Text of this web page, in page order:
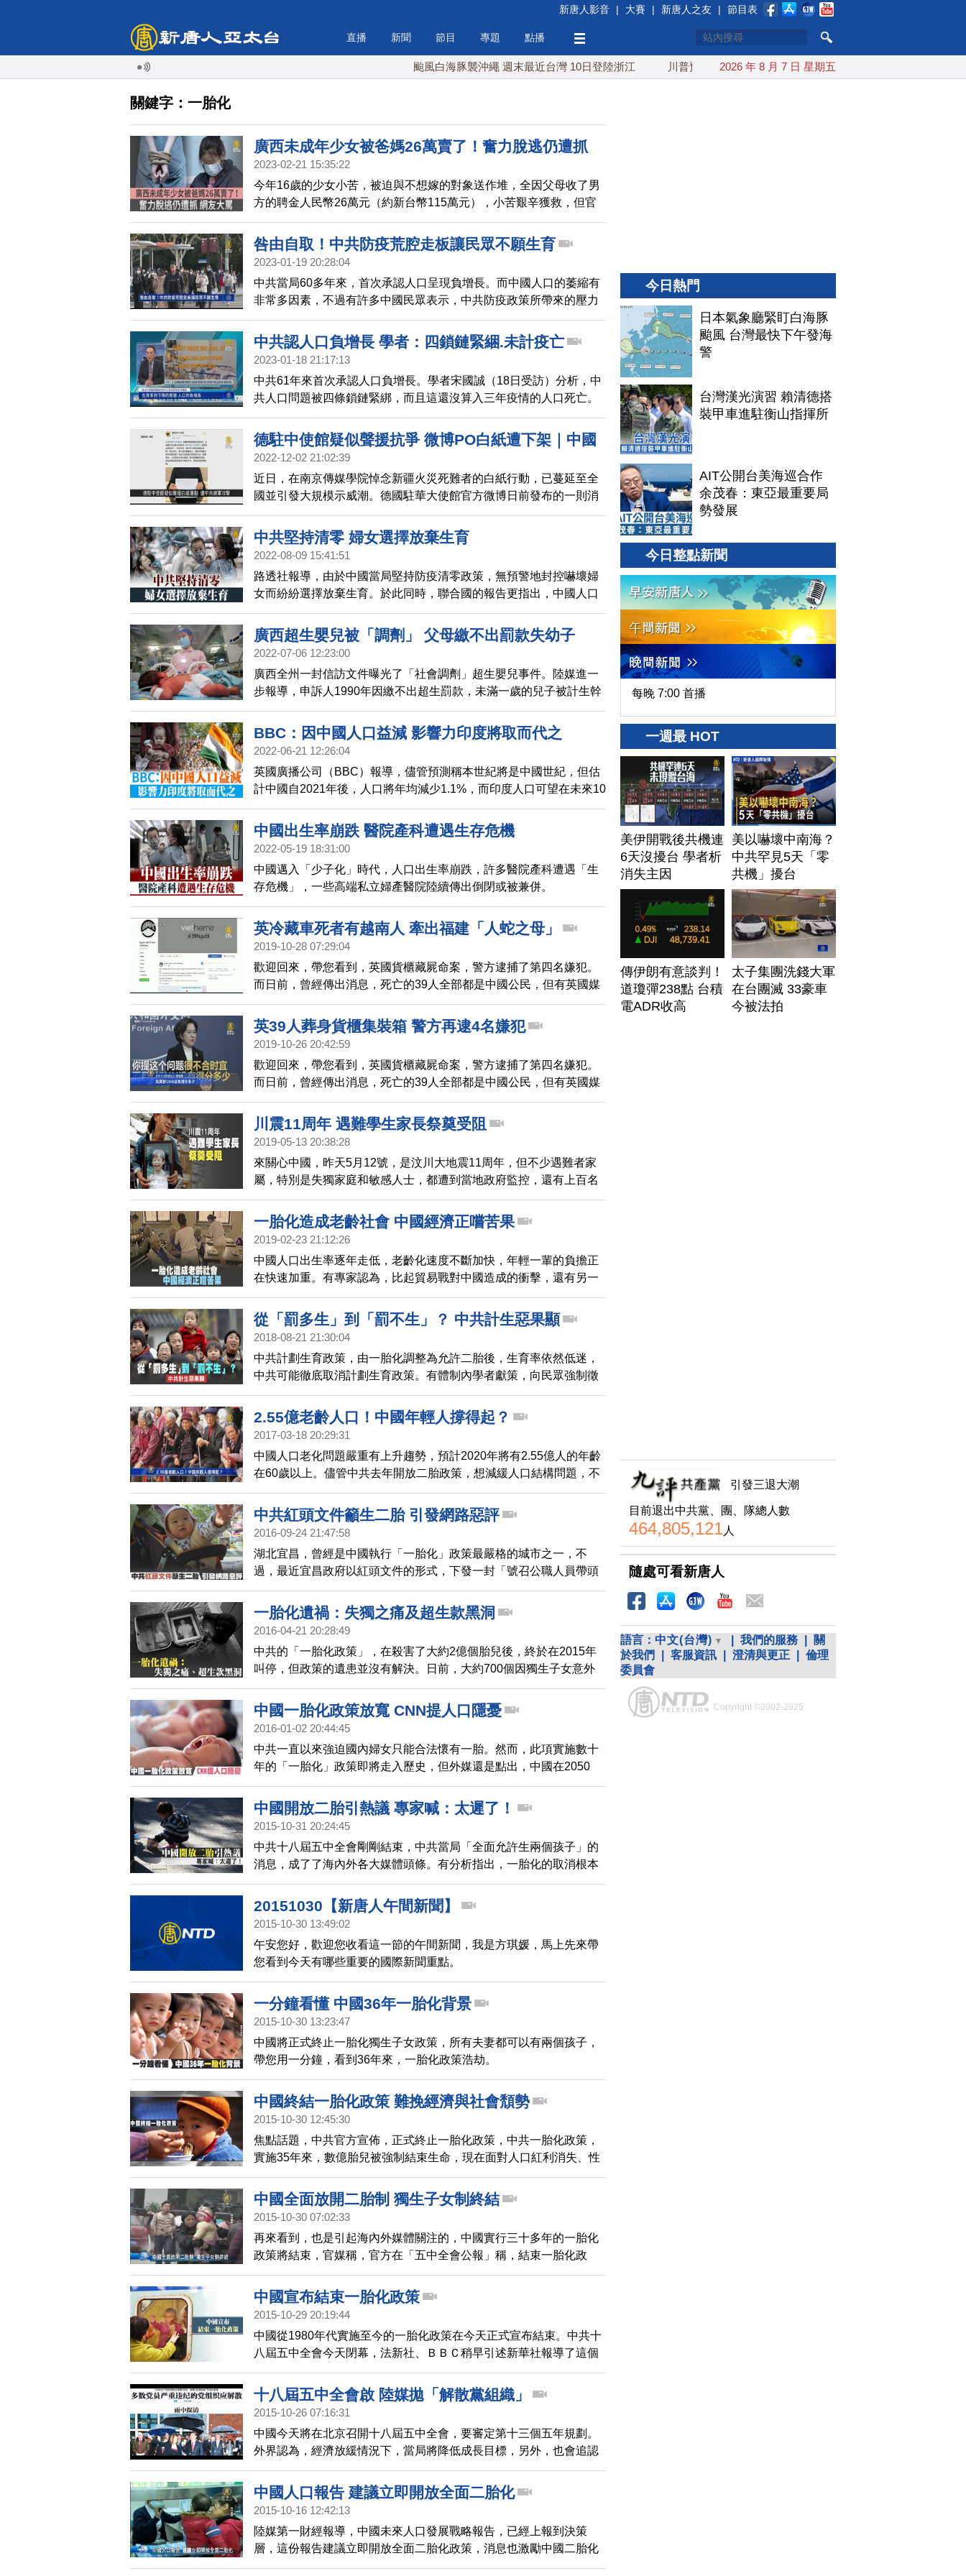
新唐人影音 | 大賽 | 新唐人之友 | 節目表
直播 新聞 節目 專題 點播
颱風白海豚襲沖繩 週末最近台灣 10日登陸浙江 川普預透露美伊談判進展 美彈藥充足再擴大生產
2026 年 8 月 7 日 星期五
關鍵字：一胎化
廣西未成年少女被爸媽26萬賣了！奮力脫逃仍遭抓
網友大罵
2023-02-21 15:35:22
今年16歲的少女小苦，被迫與不想嫁的對象送作堆，全因父母收了男
方的聘金人民幣26萬元（約新台幣115萬元），小苦艱辛獲救，但官
員幫倒忙把人送回家，網友批又把小苦推進火坑了。
咎由自取！中共防疫荒腔走板讓民眾不願生育
2023-01-19 20:28:04
中共當局60多年來，首次承認人口呈現負增長。而中國人口的萎縮有
非常多因素，不過有許多中國民眾表示，中共防疫政策所帶來的壓力
和經濟衝擊，正是他們不願意生孩子的原因之一。
中共認人口負增長 學者：四鎖鏈緊綑.未計疫亡
2023-01-18 21:17:13
中共61年來首次承認人口負增長。學者宋國誠（18日受訪）分析，中
共人口問題被四條鎖鏈緊綁，而且這還沒算入三年疫情的人口死亡。
德駐中使館疑似聲援抗爭 微博PO白紙遭下架｜中國
一分鐘
2022-12-02 21:02:39
近日，在南京傳媒學院悼念新疆火災死難者的白紙行動，已蔓延至全
國並引發大規模示威潮。德國駐華大使館官方微博日前發布的一則消
息引起網友關注，該消息被指聲援「白紙運動」，遭到中共網軍的攻
擊，但隨即被微博下架。
中共堅持清零 婦女選擇放棄生育
2022-08-09 15:41:51
路透社報導，由於中國當局堅持防疫清零政策，無預警地封控嚇壞婦
女而紛紛選擇放棄生育。於此同時，聯合國的報告更指出，中國人口
2023年極可能負成長，印度將取代中國成為人口第1大國。
廣西超生嬰兒被「調劑」 父母繳不出罰款失幼子
2022-07-06 12:23:00
廣西全州一封信訪文件曝光了「社會調劑」超生嬰兒事件。陸媒進一
步報導，申訴人1990年因繳不出超生罰款，未滿一歲的兒子被計生幹
部強行抱走。他們盼有生之年能一家團聚。
BBC：因中國人口益減 影響力印度將取而代之
2022-06-21 12:26:04
英國廣播公司（BBC）報導，儘管預測稱本世紀將是中國世紀，但估
計中國自2021年後，人口將年均減少1.1%，而印度人口可望在未來10
年內超過中國，如此影響力可能會轉移至印度等他國。
中國出生率崩跌 醫院產科遭遇生存危機
2022-05-19 18:31:00
中國邁入「少子化」時代，人口出生率崩跌，許多醫院產科遭遇「生
存危機」，一些高端私立婦產醫院陸續傳出倒閉或被兼併。
英冷藏車死者有越南人 牽出福建「人蛇之母」
2019-10-28 07:29:04
歡迎回來，帶您看到，英國貨櫃藏屍命案，警方逮捕了第四名嫌犯。
而日前，曾經傳出消息，死亡的39人全部都是中國公民，但有英國媒
體指出，當中可能有越南人，案件可能還牽涉，福建的「人蛇之母」
犯罪集團。
英39人葬身貨櫃集裝箱 警方再逮4名嫌犯
2019-10-26 20:42:59
歡迎回來，帶您看到，英國貨櫃藏屍命案，警方逮捕了第四名嫌犯。
而日前，曾經傳出消息，死亡的39人全部都是中國公民，但有英國媒
體指出，當中可能有越南人，今天英國警方出面表示，在正式的身份
識別程序被批准之前，不會再發表相關評論。
川震11周年 遇難學生家長祭奠受阻
2019-05-13 20:38:28
來關心中國，昨天5月12號，是汶川大地震11周年，但不少遇難者家
屬，特別是失獨家庭和敏感人士，都遭到當地政府監控，還有上百名
都江堰當地的遇難學生家長，要到原址祭奠卻受到阻礙，一名家長甚
至被毆打受了傷。
一胎化造成老齡社會 中國經濟正嚐苦果
2019-02-23 21:12:26
中國人口出生率逐年走低，老齡化速度不斷加快，年輕一輩的負擔正
在快速加重。有專家認為，比起貿易戰對中國造成的衝擊，還有另一
個更長遠的內在因素正在侵蝕中國經濟，那就是「人口結構」所帶來
的問題。
從「罰多生」到「罰不生」？ 中共計生惡果顯
2018-08-21 21:30:04
中共計劃生育政策，由一胎化調整為允許二胎後，生育率依然低迷，
中共可能徹底取消計劃生育政策。有體制內學者獻策，向民眾強制徵
收生育基金，引起巨大爭議。
2.55億老齡人口！中國年輕人撐得起？
2017-03-18 20:29:31
中國人口老化問題嚴重有上升趨勢，預計2020年將有2.55億人的年齡
在60歲以上。儘管中共去年開放二胎政策，想減緩人口結構問題，不
過，面臨中國就業困難，年輕人多半不願生育，加上養老金虧空日益
嚴重，外界關注，中國現在的養老體系，真的撐得起這兩億的老齡人
口嗎？
中共紅頭文件籲生二胎 引發網路惡評
2016-09-24 21:47:58
湖北宜昌，曾經是中國執行「一胎化」政策最嚴格的城市之一，不
過，最近宜昌政府以紅頭文件的形式，下發一封「號召公職人員帶頭
生二胎」的公開信，一夜間成為輿論關注的焦點。網路上潮水般的惡
評，瞬間淹沒了這封與36年前措辭完全相反的公開信。
一胎化遺禍：失獨之痛及超生款黑洞
2016-04-21 20:28:49
中共的「一胎化政策」，在殺害了大約2億個胎兒後，終於在2015年
叫停，但政策的遺患並沒有解決。日前，大約700個因獨生子女意外
死亡、而陷入絕境的家庭前往北京，要求中共兌現「政府養老」的承
諾，結果被中共抓入訪民黑監獄。我們今天的，透視焦點。
中國一胎化政策放寬 CNN提人口隱憂
2016-01-02 20:44:45
中共一直以來強迫國內婦女只能合法懷有一胎。然而，此項實施數十
年的「一胎化」政策即將走入歷史，但外媒還是點出，中國在2050
年，人口會比目前少1億人。
中國開放二胎引熱議 專家喊：太遲了！
2015-10-31 20:24:45
中共十八屆五中全會剛剛結束，中共當局「全面允許生兩個孩子」的
消息，成了了海內外各大媒體頭條。有分析指出，一胎化的取消根本
就是太遲了，計劃生育幾十年來，所造成的嚴重惡果，即使開放生第
二胎，也難以逆轉。
20151030【新唐人午間新聞】
2015-10-30 13:49:02
午安您好，歡迎您收看這一節的午間新聞，我是方琪媛，馬上先來帶
您看到今天有哪些重要的國際新聞重點。
一分鐘看懂 中國36年一胎化背景
2015-10-30 13:23:47
中國將正式終止一胎化獨生子女政策，所有夫妻都可以有兩個孩子，
帶您用一分鐘，看到36年來，一胎化政策浩劫。
中國終結一胎化政策 難挽經濟與社會頹勢
2015-10-30 12:45:30
焦點話題，中共官方宣佈，正式終止一胎化政策，中共一胎化政策，
實施35年來，數億胎兒被強制結束生命，現在面對人口紅利消失、性
別比例失衡等嚴重社會問題，官方才緊急踩下剎車，不過，一些人口
學者預估，人口頹勢已經難以逆轉。
中國全面放開二胎制 獨生子女制終結
2015-10-30 07:02:33
再來看到，也是引起海內外媒體關注的，中國實行三十多年的一胎化
政策將結束，官媒稱，官方在「五中全會公報」稱，結束一胎化政
策，今後所有夫妻都可以有兩個孩子，但沒有公布確切時間點。 日前
有中國經貿學者指出，中國到2020年可能會有3千到4千萬的單身漢，
兩性比例嚴重失衡，禍首就是中共的「一胎化」政策。另外，中國宣
動嬰兒營養品銷售的前景。
中國宣布結束一胎化政策
2015-10-29 20:19:44
中國從1980年代實施至今的一胎化政策在今天正式宣布結束。中共十
八屆五中全會今天閉幕，法新社、ＢＢＣ稍早引述新華社報導了這個
消息表示中國結束一胎化政策，今後所有夫妻都可有兩個孩子。 而日
前有中國經貿學者指出，中國到2020年可能會有3千到4千萬的單身
漢，而造成中國兩性比例嚴重失衡問題，就是中共的「一胎化」政
十八屆五中全會啟 陸媒拋「解散黨組織」
2015-10-26 07:16:31
中國今天將在北京召開十八屆五中全會，要審定第十三個五年規劃。
外界認為，經濟放緩情況下，當局將降低成長目標，另外，也會追認
落馬被開除黨籍的官員，同時還有可能觸及一胎化政策。值得注意的
是，日前，有陸媒頭版刊文聲稱，「多數黨員嚴重違紀的黨組織應解
散」引發外界熱議。專家分析，不排除這是習近平授意向外界釋放出
中國人口報告 建議立即開放全面二胎化
2015-10-16 12:42:13
陸媒第一財經報導，中國未來人口發展戰略報告，已經上報到決策
層，這份報告建議立即開放全面二胎化政策，消息也激勵中國二胎化
概念股股價狂飆。這次上報的人口報告至少來自2到3家單位，這些報
今日熱門
日本氣象廳緊盯白海豚
颱風 台灣最快下午發海
警
台灣漢光演習 賴清德搭
裝甲車進駐衡山指揮所
AIT公開台美海巡合作
余茂春：東亞最重要局
勢發展
今日整點新聞
每晚 7:00 首播
一週最 HOT
美伊開戰後共機連
6天沒擾台 學者析
消失主因
美以嚇壞中南海？
中共罕見5天「零
共機」擾台
傳伊朗有意談判！
道瓊彈238點 台積
電ADR收高
太子集團洗錢大軍
在台團滅 33豪車
今被法拍
引發三退大潮
目前退出中共黨、團、隊總人數
464,805,121人
隨處可看新唐人
語言： 中文(台灣) 我們的服務
關
於我們
客服資訊 澄清與更正
倫理
委員會
Copyright ©2002-2025